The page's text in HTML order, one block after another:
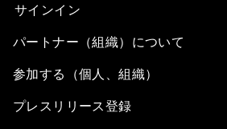
サインイン
パートナー（組織）について
参加する（個人、組織）
プレスリリース登録